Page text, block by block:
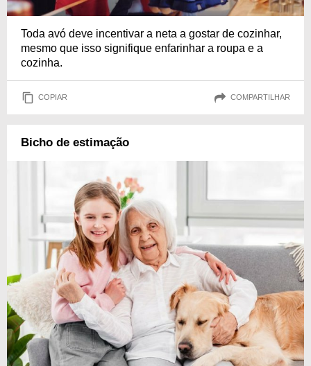
Toda avó deve incentivar a neta a gostar de cozinhar,
mesmo que isso signifique enfarinhar a roupa e a
cozinha.
COPIAR COMPARTILHAR
Bicho de estimação